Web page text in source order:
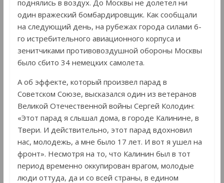
поднялись в воздух. До Москвы не долетел ни
один вражеский бомбардировщик. Как сообщали
на следующий день, на рубежах города силами 6-
го истребительного авиационного корпуса и
зенитчиками противовоздушной обороны Москвы
было сбито 34 немецких самолета.
А об эффекте, который произвел парад в
Советском Союзе, высказался один из ветеранов
Великой Отечественной войны Сергей Колодин:
«Этот парад я слышал дома, в городе Калинине, в
Твери. И действительно, этот парад вдохновил
нас, молодежь, а мне было 17 лет. И вот я ушел на
фронт». Несмотря на то, что Калинин был в тот
период временно оккупирован врагом, молодые
люди оттуда, да и со всей страны, в едином